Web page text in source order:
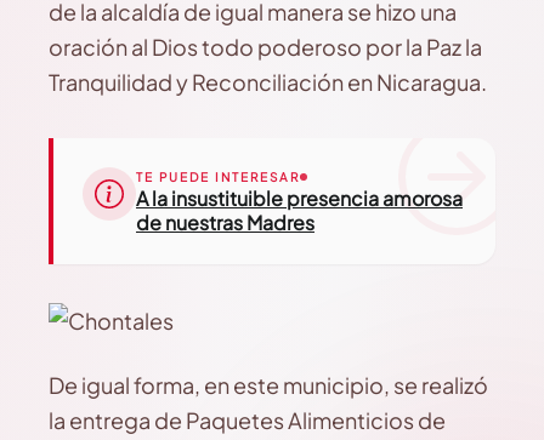
de la alcaldía de igual manera se hizo una
oración al Dios todo poderoso por la Paz la
Tranquilidad y Reconciliación en Nicaragua.
TE PUEDE INTERESAR
A la insustituible presencia amorosa
de nuestras Madres
De igual forma, en este municipio, se realizó
la entrega de Paquetes Alimenticios de